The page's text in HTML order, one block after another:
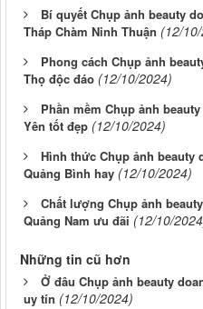
Bí quyết Chụp ảnh beauty
Tháp Chàm Ninh Thuận (12/
Phong cách Chụp ảnh
Thọ độc đáo (12/10/2024)
Phần mềm Chụp ảnh
Yên tốt đẹp (12/10/2024)
Hình thức Chụp ảnh beauty
Quảng Bình hay (12/10/2024)
Chất lượng Chụp ảnh
Quảng Nam ưu đãi (12/10/
Những tin cũ hơn
Ở đâu Chụp ảnh beauty
uy tín (12/10/2024)